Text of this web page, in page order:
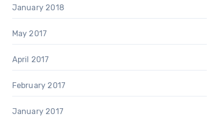
January 2018
May 2017
April 2017
February 2017
January 2017